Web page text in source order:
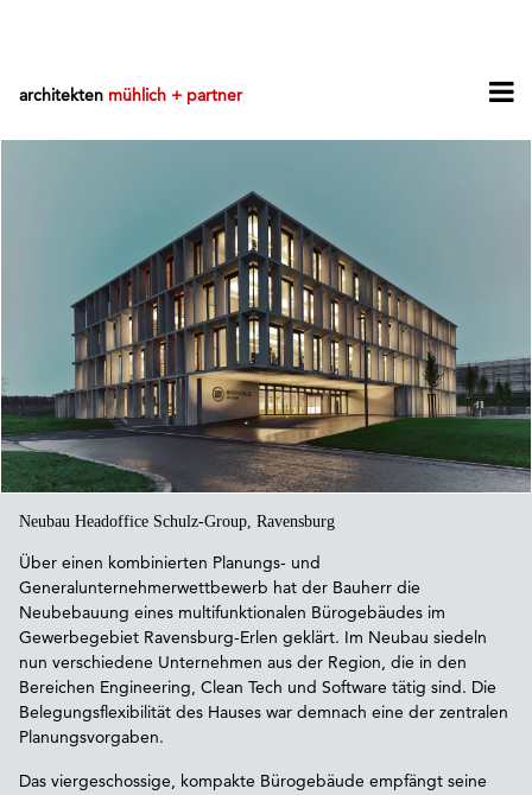
architekten mühlich + partner
Neubau Headoffice Schulz-Group, Ravensburg
Über einen kombinierten Planungs- und
Generalunternehmerwettbewerb hat der Bauherr die
Neubebauung eines multifunktionalen Bürogebäudes im
Gewerbegebiet Ravensburg-Erlen geklärt. Im Neubau siedeln
nun verschiedene Unternehmen aus der Region, die in den
Bereichen Engineering, Clean Tech und Software tätig sind. Die
Belegungsflexibilität des Hauses war demnach eine der zentralen
Planungsvorgaben.
Das viergeschossige, kompakte Bürogebäude empfängt seine